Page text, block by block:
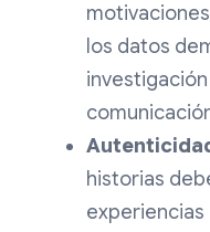
los datos
historias